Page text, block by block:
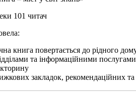
101 читач
книга повертається до рідного
та інформаційними послугами
закладок, рекомендаційних та